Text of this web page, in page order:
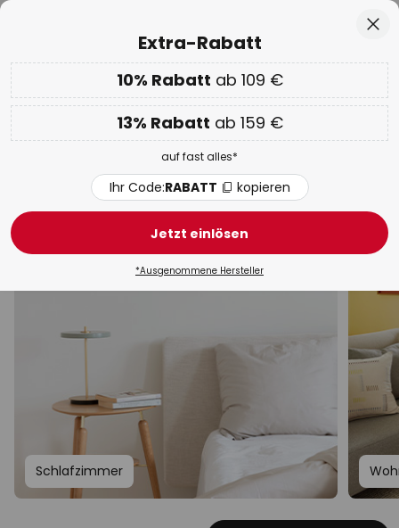
Nur
02D 07H 31M 20S
EXTRA 10% ab 109 € & 13% ab 159 €auf fast alles
Code:RABATT kopieren
WOW Week:Bis zu -70%
Tischlampen
Mit Schirm Akku
Schlafzimmer
Extra-Rabatt
10% Rabatt ab 109 €
13% Rabatt ab 159 €
auf fast alles*
Ihr Code:RABATT kopieren
Jetzt einlösen
*Ausgenommene Hersteller